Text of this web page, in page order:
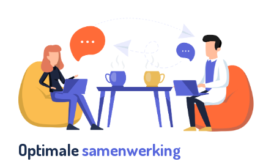
Optimalesamenwerking